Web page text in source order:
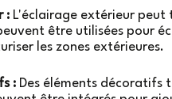
: L'éclairage extérieur
être utilisées pour
les zones extérieures.
: Des éléments décoratifs